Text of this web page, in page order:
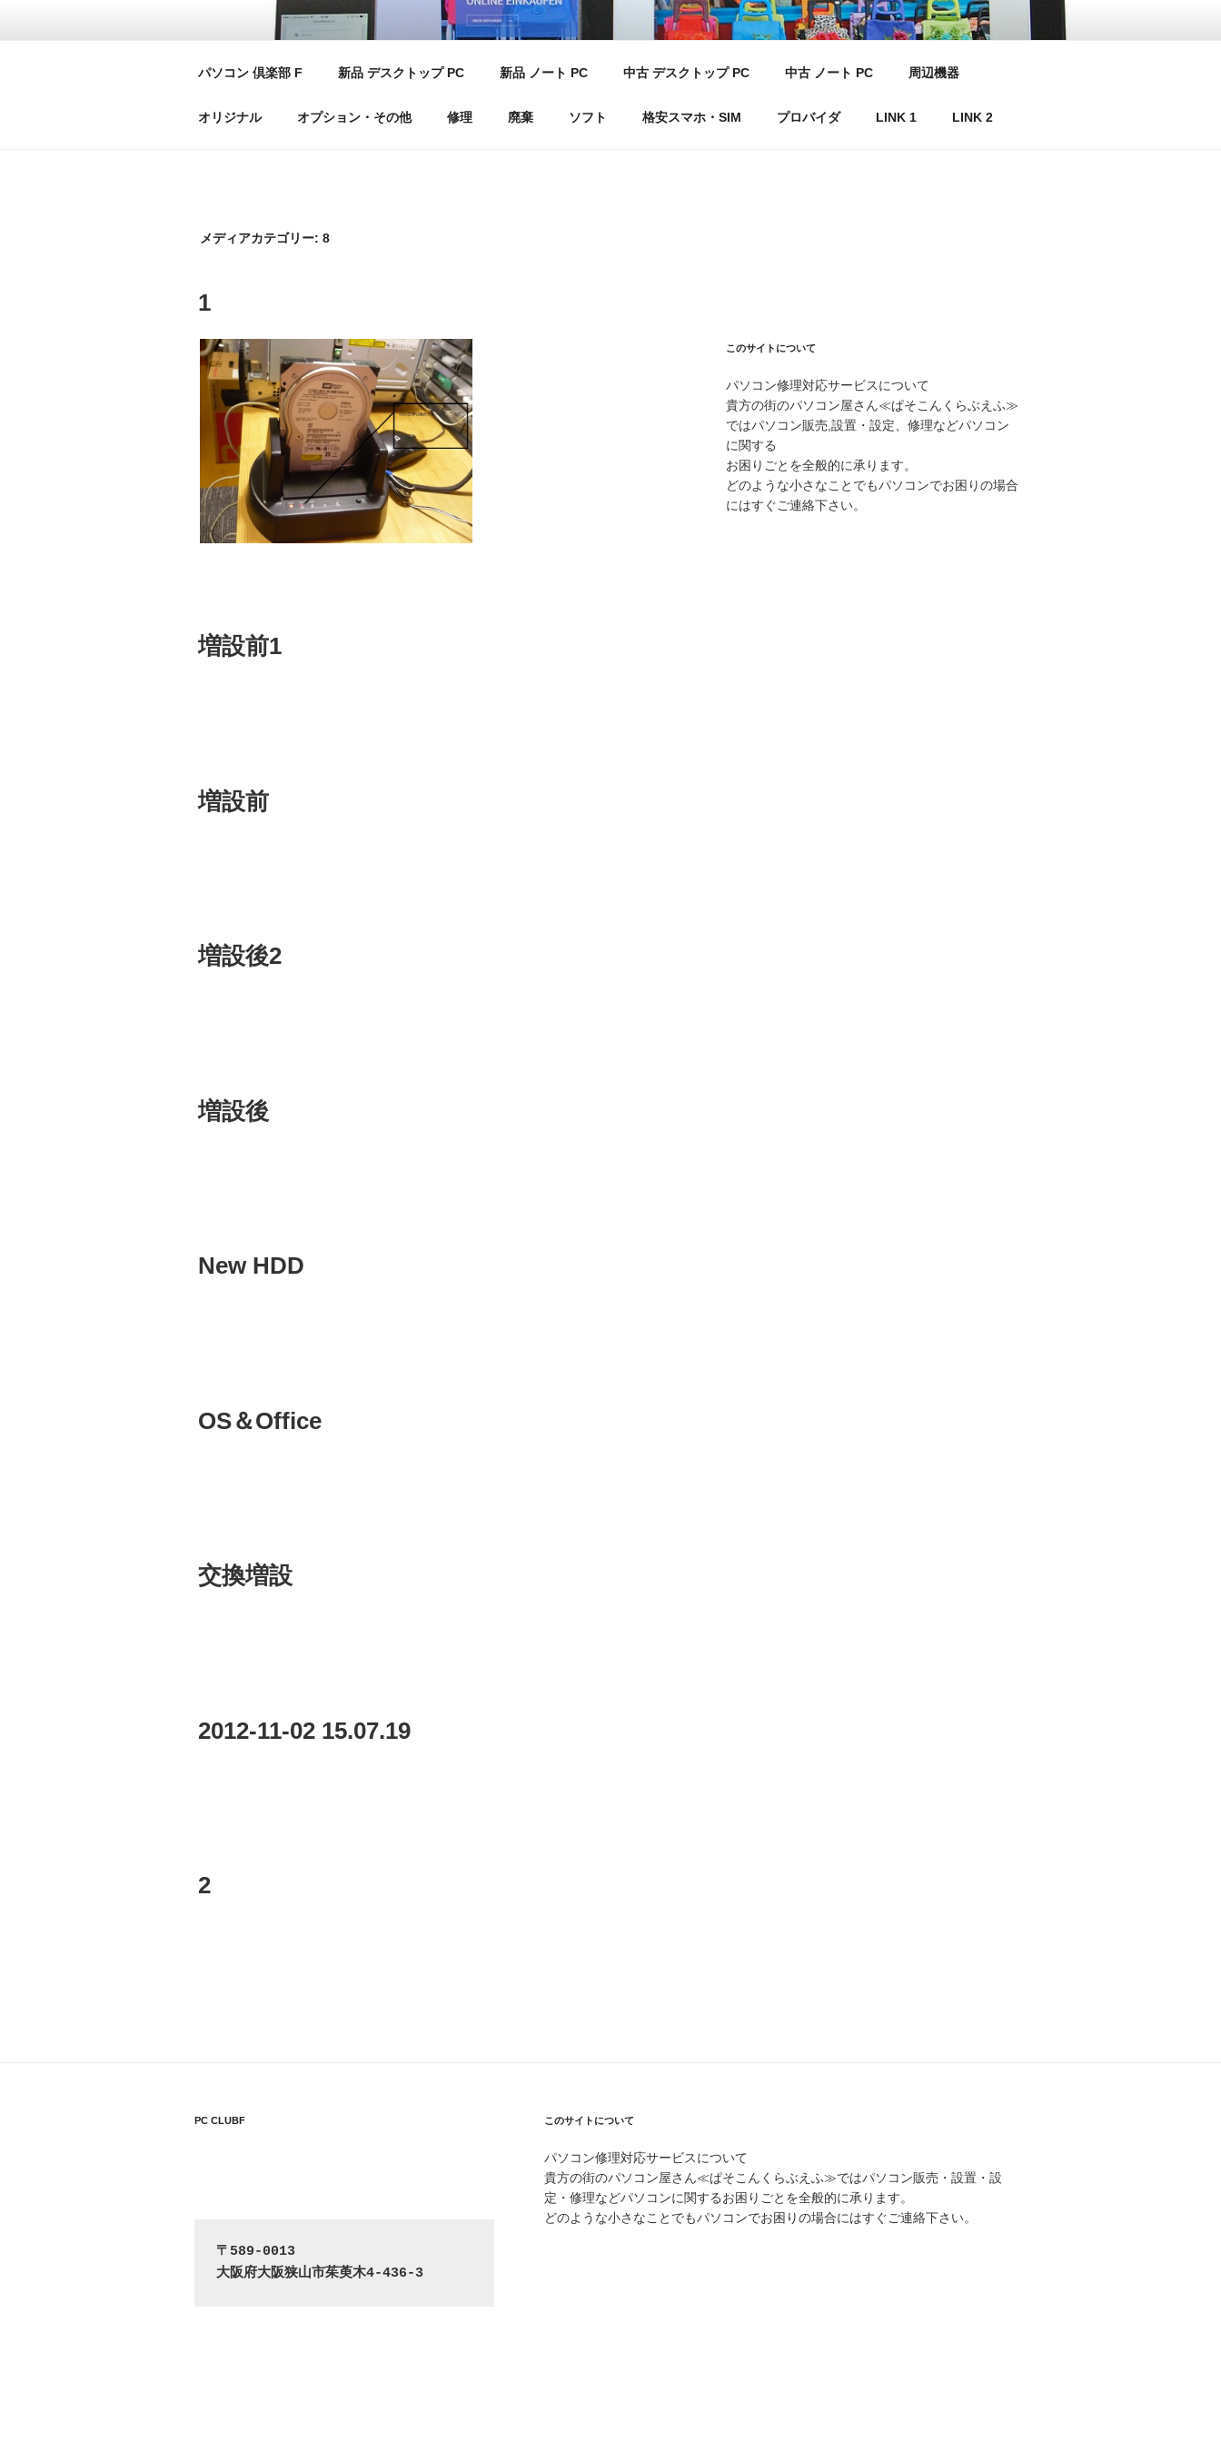
パソコン 倶楽部 F
パソコン 倶楽部 F 新品 デスクトップ PC 新品 ノート PC 中古 デスクトップ PC 中古 ノート PC 周辺機器
オリジナル オプション・その他 修理 廃棄 ソフト 格安スマホ・SIM プロバイダ LINK 1 LINK 2
メディアカテゴリー: 8
1
増設前1
増設前
増設後2
増設後
New HDD
OS＆Office
交換増設
2012-11-02 15.07.19
2
このサイトについて
パソコン修理対応サービスについて
貴方の街のパソコン屋さん≪ぱそこんくらぶえふ≫
ではパソコン販売,設置・設定、修理などパソコン
に関する
お困りごとを全般的に承ります。
どのような小さなことでもパソコンでお困りの場合
にはすぐご連絡下さい。
PC CLUBF
〒589-0013
大阪府大阪狭山市茱萸木4-436-3
このサイトについて
パソコン修理対応サービスについて
貴方の街のパソコン屋さん≪ぱそこんくらぶえふ≫ではパソコン販売・設置・設
定・修理などパソコンに関するお困りごとを全般的に承ります。
どのような小さなことでもパソコンでお困りの場合にはすぐご連絡下さい。